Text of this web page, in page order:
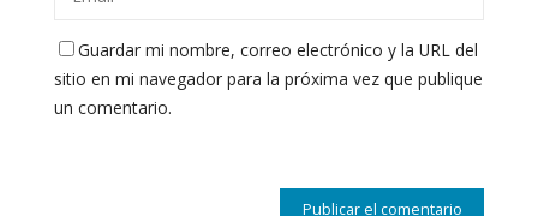
Guardar mi nombre, correo electrónico y la URL del
sitio en mi navegador para la próxima vez que publique
un comentario.